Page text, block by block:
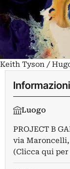
Keith Tyson /
Luogo
PROJECT B
via Maroncelli,
(Clicca qui per